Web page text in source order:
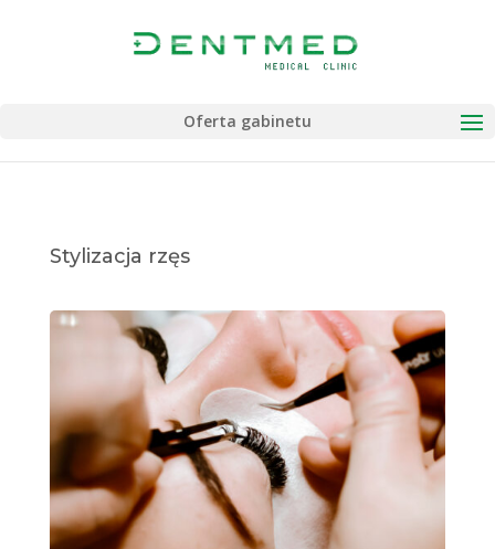
Oferta gabinetu
Stylizacja rzęs